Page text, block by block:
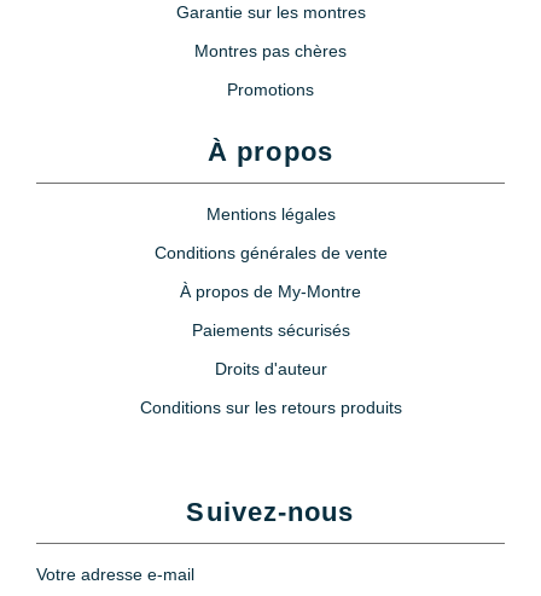
Garantie sur les montres
Montres pas chères
Promotions
À propos
Mentions légales
Conditions générales de vente
À propos de My-Montre
Paiements sécurisés
Droits d'auteur
Conditions sur les retours produits
Suivez-nous
Votre adresse e-mail